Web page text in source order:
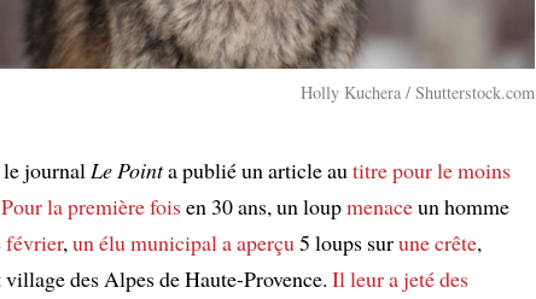
Holly Kuchera / Shutterstock.com
journalLe Pointa publié un article autitrepour le moins
Pour la première foisen 30 ans, un loupmenaceun homme
février,un élu municipala aperçu5 loups surune crête,
des Alpes de Haute-Provence. Il leur a jeté des